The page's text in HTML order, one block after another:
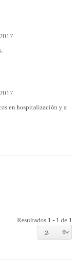
en hospitalización y a
Resultados 1 - 1 de 1